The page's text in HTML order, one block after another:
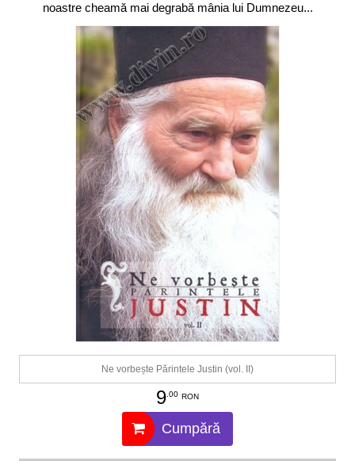
noastre cheamă mai degrabă mânia lui Dumnezeu...
Ne vorbește Părintele Justin (vol. II)
9.00 RON
Cumpără